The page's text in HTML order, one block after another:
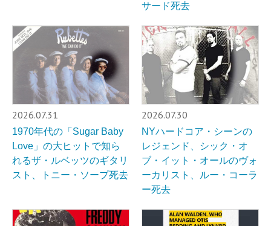
サード死去
2026.07.31
1970年代の「Sugar Baby
Love」の大ヒットで知ら
れるザ・ルベッツのギタリ
スト、トニー・ソープ死去
2026.07.30
NYハードコア・シーンの
レジェンド、シック・オ
ブ・イット・オールのヴォ
ーカリスト、ルー・コーラ
ー死去